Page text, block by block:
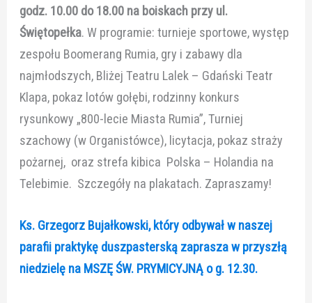
godz. 10.00 do 18.00 na boiskach przy ul.
Świętopełka. W programie: turnieje sportowe, występ
zespołu Boomerang Rumia, gry i zabawy dla
najmłodszych, Bliżej Teatru Lalek – Gdański Teatr
Klapa, pokaz lotów gołębi, rodzinny konkurs
rysunkowy „800-lecie Miasta Rumia”, Turniej
szachowy (w Organistówce), licytacja, pokaz straży
pożarnej, oraz strefa kibica Polska – Holandia na
Telebimie. Szczegóły na plakatach. Zapraszamy!
Ks. Grzegorz Bujałkowski, który odbywał w naszej
parafii praktykę duszpasterską zaprasza w przyszłą
niedzielę na MSZĘ ŚW. PRYMICYJNĄ o g. 12.30.